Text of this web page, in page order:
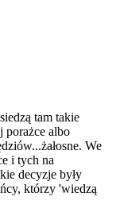
tam takie
porażce albo
We
i tych na
decyzje były
którzy 'wiedzą